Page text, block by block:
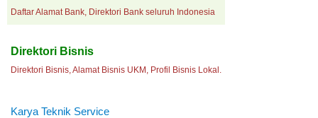
Daftar Alamat Bank, Direktori Bank seluruh Indonesia
Direktori Bisnis
Direktori Bisnis, Alamat Bisnis UKM, Profil Bisnis Lokal.
Karya Teknik Service